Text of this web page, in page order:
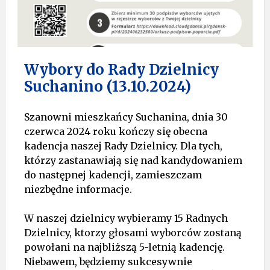
Wybory do Rady Dzielnicy
Suchanino (13.10.2024)
Szanowni mieszkańcy Suchanina, dnia 30
czerwca 2024 roku kończy się obecna
kadencja naszej Rady Dzielnicy. Dla tych,
którzy zastanawiają się nad kandydowaniem
do następnej kadencji, zamieszczam
niezbędne informacje.
W naszej dzielnicy wybieramy 15 Radnych
Dzielnicy, ktorzy głosami wyborców zostaną
powołani na najbliższą 5-letnią kadencję.
Niebawem, będziemy sukcesywnie